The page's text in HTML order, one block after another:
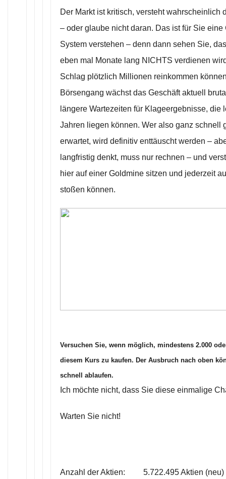
Der Markt ist kritisch, versteht wahrscheinlich
– oder glaube nicht daran. Das ist für Sie
System verstehen – denn dann sehen Sie,
eben mal Monate lang NICHTS verdienen
Schlag plötzlich Millionen reinkommen
Börsengang wächst das Geschäft aktuell
längere Wartezeiten für Klageergebnisse, die
Jahren liegen können. Wer also ganz schnell
erwartet, wird definitiv enttäuscht werden –
langfristig denkt, muss nur rechnen – und
hier auf einer Goldmine sitzen und jederzeit
stoßen können.
Versuchen Sie, wenn möglich, mindestens 2.000
diesem Kurs zu kaufen. Der Ausbruch nach oben
schnell ablaufen.
Ich möchte nicht, dass Sie diese einmalige
Warten Sie nicht!
Anzahl der Aktien: 5.722.495 Aktien (neu)